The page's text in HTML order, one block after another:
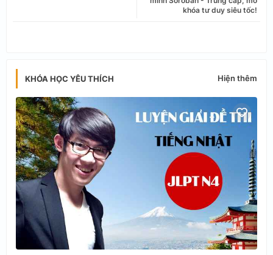
khóa tư duy siêu tốc!
KHÓA HỌC YÊU THÍCH Hiện thêm